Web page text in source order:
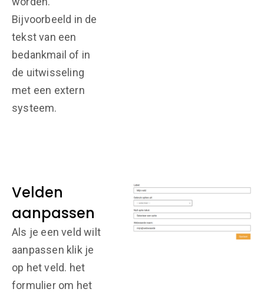
Bijvoorbeeld in de
tekst van een
bedankmail of in
de uitwisseling
met een extern
systeem.
Velden
aanpassen
Als je een veld wilt
aanpassen klik je
op het veld. het
formulier om het